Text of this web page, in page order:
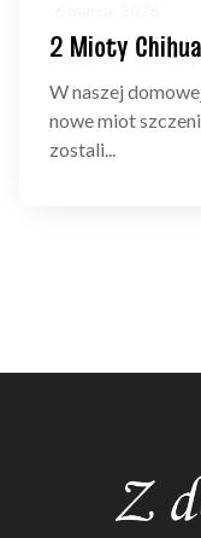
2 Mioty
W naszej
nowe miot
zostali...